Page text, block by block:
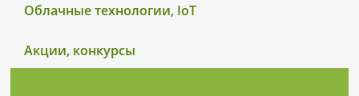
Облачные технологии, IoT
Акции, конкурсы